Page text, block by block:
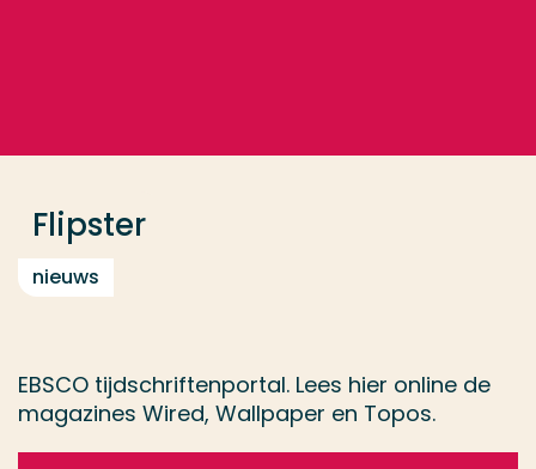
Flipster
nieuws
EBSCO tijdschriftenportal. Lees hier online de
magazines Wired, Wallpaper en Topos.
Contact